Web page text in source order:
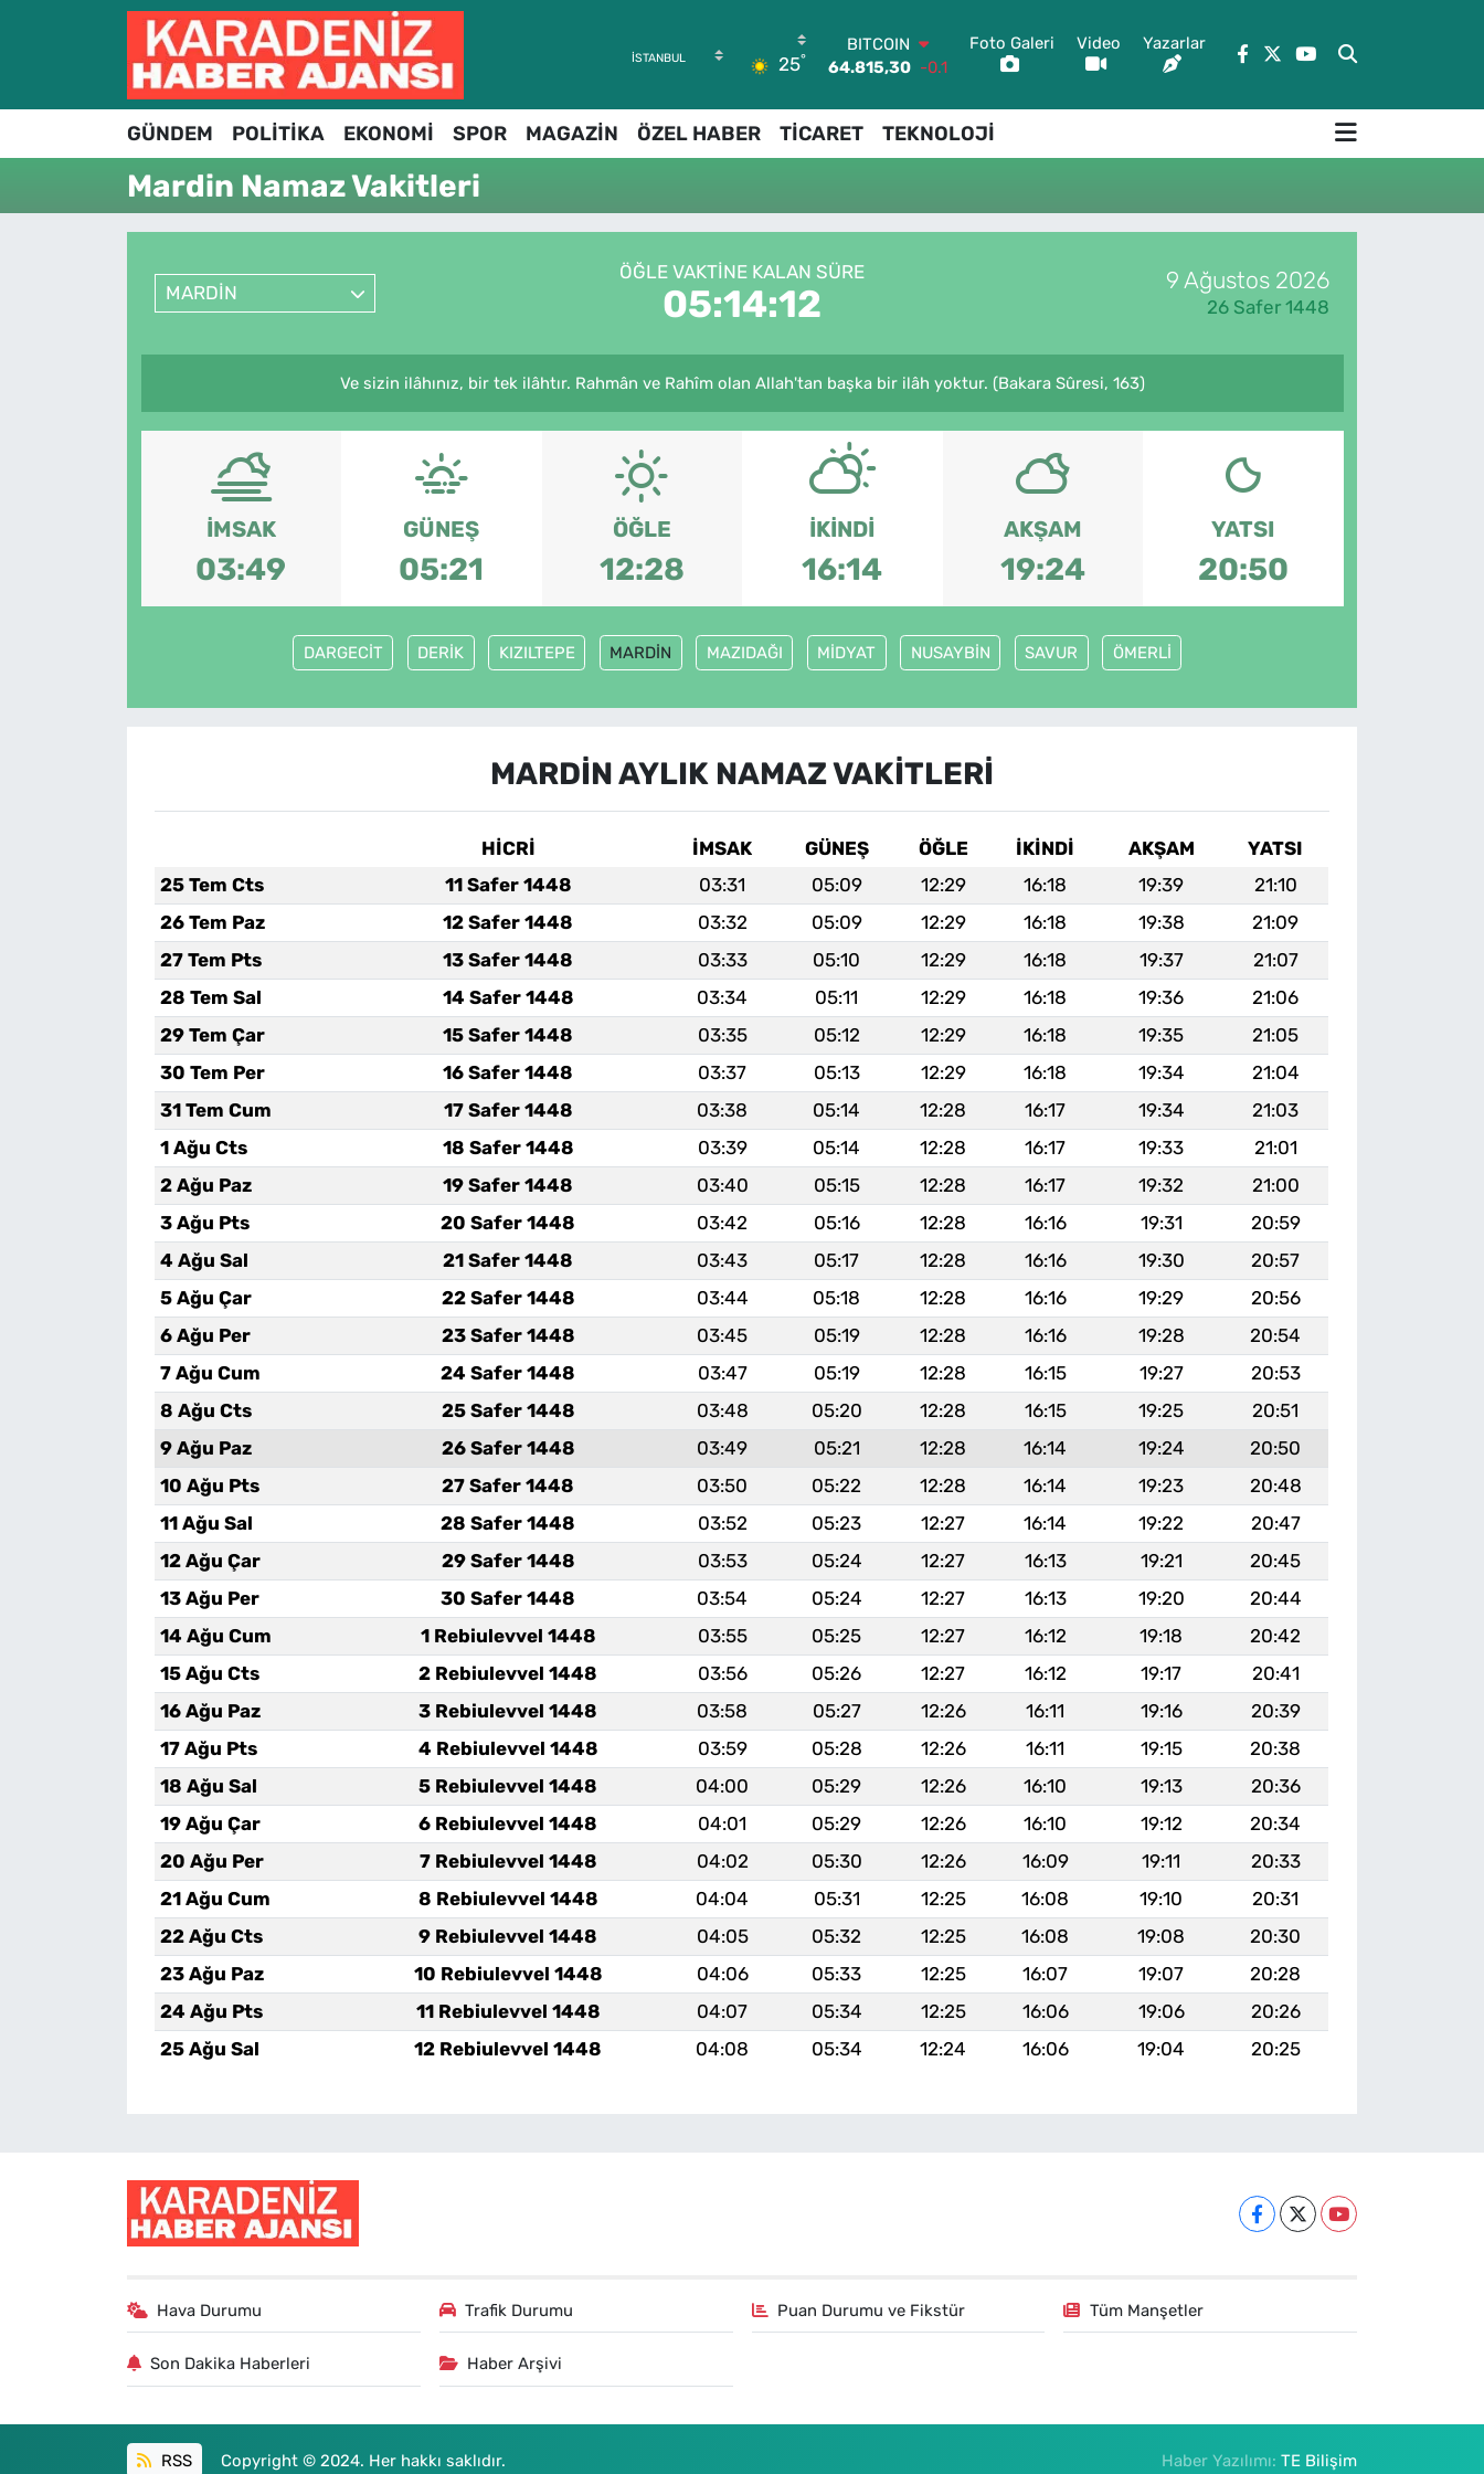
25°
BITCOIN
64.815,30 -0.1
47,7436 0.18
EURO
55,2510 0.32
GRAM ALTIN
BİST100
Foto Galeri Video Yazarlar
GÜNDEM POLİTİKA EKONOMİ SPOR MAGAZİN ÖZEL HABER TİCARET TEKNOLOJİ
Mardin Namaz Vakitleri
MARDİN
ÖĞLE VAKTINE KALAN SÜRE
05:14:12
9 Ağustos 2026
26 Safer 1448
Ve sizin ilâhınız, bir tek ilâhtır. Rahmân ve Rahîm olan Allah'tan başka bir ilâh yoktur. (Bakara Sûresi, 163)
İMSAK
03:49
GÜNEŞ
05:21
ÖĞLE
12:28
İKINDI
16:14
AKŞAM
19:24
YATSI
20:50
DARGECİT DERİK KIZILTEPE MARDİN MAZIDAĞI MİDYAT NUSAYBİN SAVUR ÖMERLİ
MARDİN AYLIK NAMAZ VAKITLERI
HİCRİ İMSAK GÜNEŞ ÖĞLE İKINDI AKŞAM
YATSI
25 Tem Cts
11 Safer 1448 03:31 05:09 12:29 16:18 19:39
21:10
26 Tem Paz
12 Safer 1448 03:32 05:09 12:29 16:18 19:38
21:09
27 Tem Pts
13 Safer 1448 03:33 05:10 12:29 16:18 19:37
21:07
28 Tem Sal
14 Safer 1448 03:34 05:11 12:29 16:18 19:36
21:06
29 Tem Çar
15 Safer 1448 03:35 05:12 12:29 16:18 19:35
21:05
30 Tem Per
16 Safer 1448 03:37 05:13 12:29 16:18 19:34
21:04
31 Tem Cum
17 Safer 1448 03:38 05:14 12:28 16:17 19:34
21:03
1 Ağu Cts
18 Safer 1448 03:39 05:14 12:28 16:17 19:33
21:01
2 Ağu Paz
19 Safer 1448 03:40 05:15 12:28 16:17 19:32
21:00
3 Ağu Pts
20 Safer 1448 03:42 05:16 12:28 16:16 19:31
20:59
4 Ağu Sal
21 Safer 1448 03:43 05:17 12:28 16:16 19:30
20:57
5 Ağu Çar
22 Safer 1448 03:44 05:18 12:28 16:16 19:29
20:56
6 Ağu Per
23 Safer 1448 03:45 05:19 12:28 16:16 19:28
20:54
7 Ağu Cum
24 Safer 1448 03:47 05:19 12:28 16:15 19:27
20:53
8 Ağu Cts
25 Safer 1448 03:48 05:20 12:28 16:15 19:25
20:51
9 Ağu Paz
26 Safer 1448 03:49 05:21 12:28 16:14 19:24
20:50
10 Ağu Pts
27 Safer 1448 03:50 05:22 12:28 16:14 19:23
20:48
11 Ağu Sal
28 Safer 1448 03:52 05:23 12:27 16:14 19:22
20:47
12 Ağu Çar
29 Safer 1448 03:53 05:24 12:27 16:13 19:21
20:45
13 Ağu Per
30 Safer 1448 03:54 05:24 12:27 16:13 19:20
20:44
14 Ağu Cum
1 Rebiulevvel 1448 03:55 05:25 12:27 16:12 19:18
20:42
15 Ağu Cts
2 Rebiulevvel 1448 03:56 05:26 12:27 16:12 19:17
20:41
16 Ağu Paz
3 Rebiulevvel 1448 03:58 05:27 12:26 16:11 19:16
20:39
17 Ağu Pts
4 Rebiulevvel 1448 03:59 05:28 12:26 16:11 19:15
20:38
18 Ağu Sal
5 Rebiulevvel 1448 04:00 05:29 12:26 16:10 19:13
20:36
19 Ağu Çar
6 Rebiulevvel 1448 04:01 05:29 12:26 16:10 19:12
20:34
20 Ağu Per
7 Rebiulevvel 1448 04:02 05:30 12:26 16:09 19:11
20:33
21 Ağu Cum
8 Rebiulevvel 1448 04:04 05:31 12:25 16:08 19:10
20:31
22 Ağu Cts
9 Rebiulevvel 1448 04:05 05:32 12:25 16:08 19:08
20:30
23 Ağu Paz
10 Rebiulevvel 1448 04:06 05:33 12:25 16:07 19:07
20:28
24 Ağu Pts
11 Rebiulevvel 1448 04:07 05:34 12:25 16:06 19:06
20:26
25 Ağu Sal
12 Rebiulevvel 1448 04:08 05:34 12:24 16:06 19:04 20:25
Hava Durumu Trafik Durumu Puan Durumu ve Fikstür Tüm Manşetler
Son Dakika Haberleri Haber Arşivi
RSS Copyright © 2024. Her hakkı saklıdır. Haber Yazılımı:TE Bilişim
Hava Durumu
Trafik Durumu
Süper Lig Puan Durumu ve Fikstür
Son Dakika Haberleri